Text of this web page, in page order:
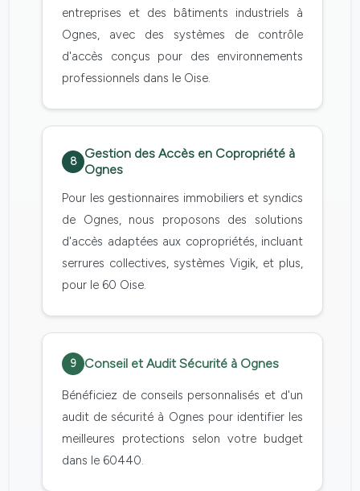
entreprises et des bâtiments industriels à
Ognes, avec des systèmes de contrôle
d'accès conçus pour des environnements
professionnels dans le Oise.
8
Gestion des Accès en Copropriété à
Ognes
Pour les gestionnaires immobiliers et syndics
de Ognes, nous proposons des solutions
d'accès adaptées aux copropriétés, incluant
serrures collectives, systèmes Vigik, et plus,
pour le 60 Oise.
9 Conseil et Audit Sécurité à Ognes
Bénéficiez de conseils personnalisés et d'un
audit de sécurité à Ognes pour identifier les
meilleures protections selon votre budget
dans le 60440.